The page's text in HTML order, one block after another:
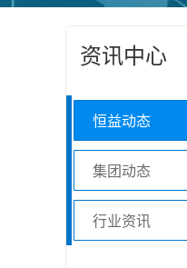
资讯中心
恒益动态
集团动态
行业资讯